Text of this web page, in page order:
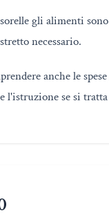
gli alimenti
necessario.
anche le
l'istruzione se si